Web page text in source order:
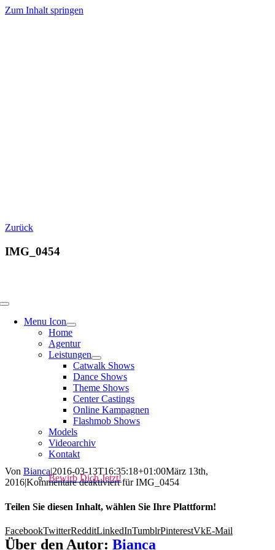
Zum Inhalt springen
Menu Icon
Home
Agentur
Leistungen
Catwalk Shows
Dance Shows
Theme Shows
Center Castings
Online Kampagnen
Flashmob Shows
Models
Videoarchiv
Kontakt
Bewirb Dich Jetzt!
Zurück
IMG_0454
Von Bianca|2016-03-13T16:35:18+01:00März 13th,
2016|Kommentare deaktiviertfür IMG_0454
Teilen Sie diesen Inhalt, wählen Sie Ihre Plattform!
FacebookTwitterRedditLinkedInTumblrPinterestVkE-Mail
Über den Autor: Bianca